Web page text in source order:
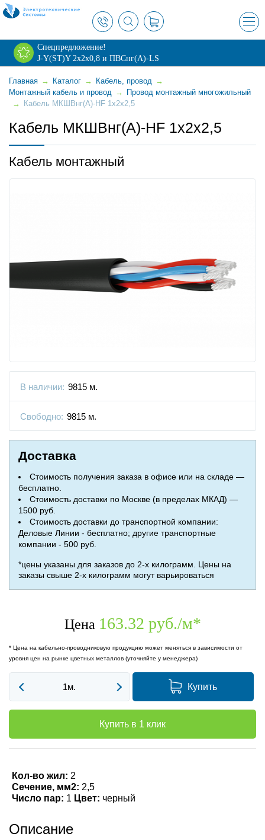
×
Спецпредложение!
J-Y(ST)Y 2х2х0,8 и ПВСнг(А)-LS
Главная → Каталог → Кабель, провод →
Монтажный кабель и провод →
Провод монтажный многожильный
→
Кабель МКШВнг(А)-HF 1х2х2,5
Кабель МКШВнг(А)-HF 1х2х2,5
Кабель монтажный
В наличии: 9815 м.
Свободно: 9815 м.
Доставка
Стоимость получения заказа в офисе или на складе —
бесплатно.
Стоимость доставки по Москве (в пределах МКАД) —
1500 руб.
Стоимость доставки до транспортной компании:
Деловые Линии - бесплатно; другие транспортные
компании - 500 руб.
*цены указаны для заказов до 2-х килограмм. Цены на
заказы свыше 2-х килограмм могут варьироваться
Цена 163.32 руб./м*
* Цена на кабельно-проводниковую продукцию может меняться в зависимости от
уровня цен на рынке цветных металлов (уточняйте у менеджера)
Купить
Купить в 1 клик
Кол-во жил: 2
Сечение, мм2: 2,5
Число пар: 1 Цвет: черный
Описание